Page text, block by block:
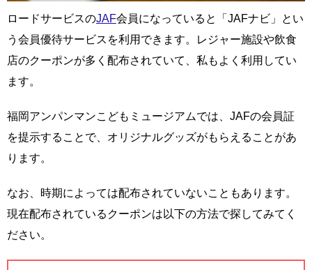
ロードサービスのJAF会員になっていると「JAFナビ」とい
う会員優待サービスを利用できます。レジャー施設や飲食
店のクーポンが多く配布されていて、私もよく利用してい
ます。
福岡アンパンマンこどもミュージアムでは、JAFの会員証
を提示することで、オリジナルグッズがもらえることがあ
ります。
なお、時期によっては配布されていないこともあります。
現在配布されているクーポンは以下の方法で探してみてく
ださい。